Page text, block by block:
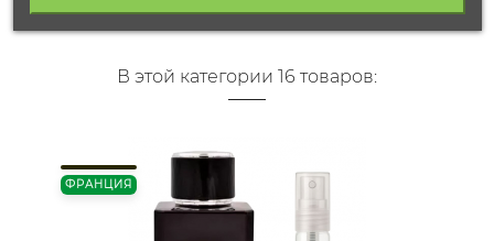
В этой категории 16 товаров:
ФРАНЦИЯ